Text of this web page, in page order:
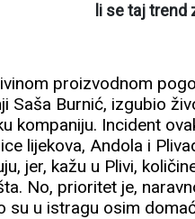
li se taj trend
proizvodnom
Saša Burnić, izgubio
kompaniju. Incident
lijekova, Andola i
jer, kažu u Plivi,
No, prioritet je,
su u istragu osim